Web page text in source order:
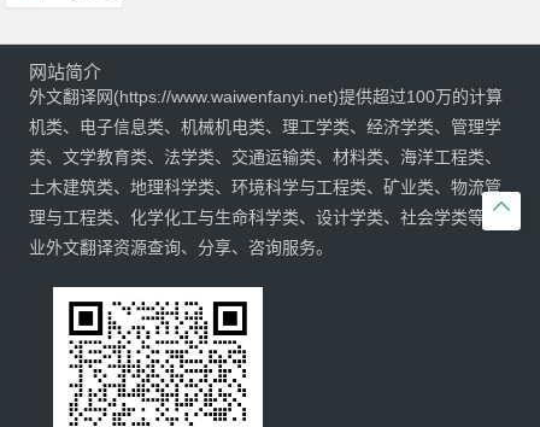

网站简介
外文翻译网(https://www.waiwenfanyi.net)提供超过100万的计算
机类、电子信息类、机械机电类、理工学类、经济学类、管理学
类、文学教育类、法学类、交通运输类、材料类、海洋工程类、
土木建筑类、地理科学类、环境科学与工程类、矿业类、物流管
理与工程类、化学化工与生命科学类、设计学类、社会学类等专
业外文翻译资源查询、分享、咨询服务。